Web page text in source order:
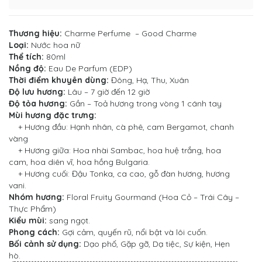
Thương hiệu: Charme Perfume – Good Charme
Loại: Nước hoa nữ
Thể tích: 80ml
Nồng độ: Eau De Parfum (EDP)
Thời điểm khuyên dùng: Đông, Hạ, Thu, Xuân
Độ lưu hương: Lâu – 7 giờ đến 12 giờ
Độ tỏa hương: Gần – Toả hương trong vòng 1 cánh tay
Mùi hương đặc trưng:
+ Hương đầu: Hạnh nhân, cà phê, cam Bergamot, chanh
vàng
+ Hương giữa: Hoa nhài Sambac, hoa huệ trắng, hoa
cam, hoa diên vĩ, hoa hồng Bulgaria.
+ Hương cuối: Đậu Tonka, ca cao, gỗ đàn hương, hương
vani.
Nhóm hương: Floral Fruity Gourmand (Hoa Cỏ – Trái Cây –
Thực Phẩm)
Kiểu mùi: sang ngọt.
Phong cách: Gợi cảm, quyến rũ, nổi bật và lôi cuốn.
Bối cảnh sử dụng: Dạo phố, Gặp gỡ, Dạ tiệc, Sự kiện, Hẹn
hò.